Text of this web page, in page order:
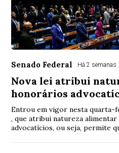
Senado Federal Há 2 semanas
Nova lei atribui
honorários
Entrou em vigor nesta quarta-
, que atribui natureza
advocatícios, ou seja, permite